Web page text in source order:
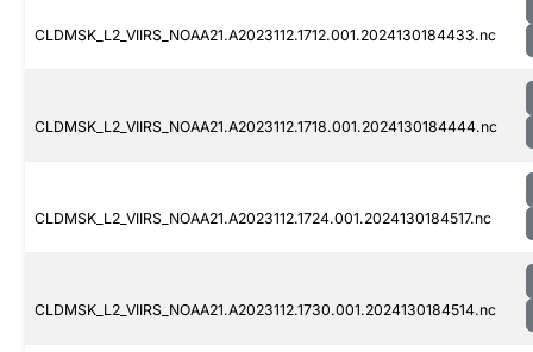
CLDMSK_L2_VIIRS_NOAA21.A2023112.1712.001.2024130184433.nc
CLDMSK_L2_VIIRS_NOAA21.A2023112.1718.001.2024130184444.nc
CLDMSK_L2_VIIRS_NOAA21.A2023112.1724.001.2024130184517.nc
CLDMSK_L2_VIIRS_NOAA21.A2023112.1730.001.2024130184514.nc